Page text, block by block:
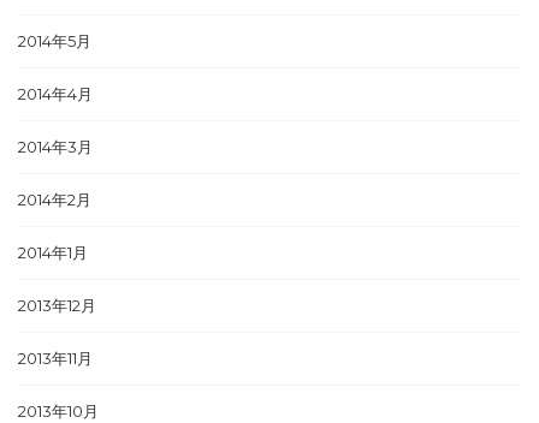
2014年5月
2014年4月
2014年3月
2014年2月
2014年1月
2013年12月
2013年11月
2013年10月